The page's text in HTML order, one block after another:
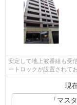
安定して地上波番組も受
ートロックが設置されて
カメラが設置されている
現
「マス